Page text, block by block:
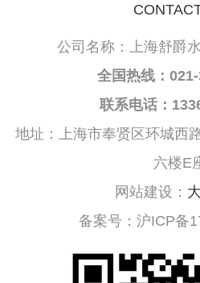
公司名称：上海舒爵
全国热线：
联系电话：
地址：上海市奉贤区环城西
六楼E
网站建设：
备案号：沪ICP备